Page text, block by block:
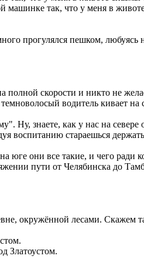
машинке так, что у меня в
прогулялся пешком,
скорости и никто не
водитель кивает на
Ну, знаете, как у нас на
воспитанию стараешься
юге они все такие, и чего
пути от Челябинска до
окружённой лесами.
Златоустом.